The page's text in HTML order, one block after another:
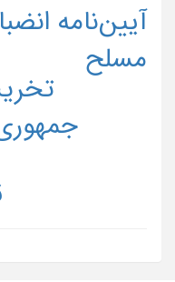
آیین‌نامه
مسلح